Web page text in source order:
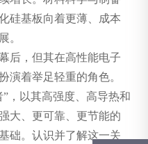
硅基板向着更薄、成本
。
后，但其在高性能电子
演着举足轻重的角色。
，以其高强度、高导热和
大、更可靠、更节能的
础。认识并了解这一关